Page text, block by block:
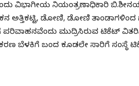
ವಿಭಾಗೀಯ ನಿಯಂತ್ರಣಾಧಿಕಾರಿ
ಅತ್ತಿಕಟ್ಟಿ, ಡೋಣಿ, ಡೋಣಿ ತಾಂಡಾಗಳಿಂದ
ಪರಿವಾಹನವೆಂದು ಮುದ್ರಿಸಿರುವ ಟಿಕೆಟ್
ಬೆಳಕಿಗೆ ಬಂದ ಕೂಡಲೇ ಸಾರಿಗೆ ಸಂಸ್ಥೆ